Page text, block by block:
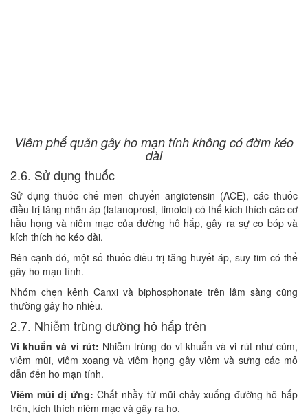
Viêm phế quản gây ho mạn tính không có đờm kéo
dài
2.6. Sử dụng thuốc
Sử dụng thuốc chế men chuyển angiotensin (ACE), các thuốc
điều trị tăng nhãn áp (latanoprost, timolol) có thể kích thích các cơ
hầu họng và niêm mạc của đường hô hấp, gây ra sự co bóp và
kích thích ho kéo dài.
Bên cạnh đó, một số thuốc điều trị tăng huyết áp, suy tim có thể
gây ho mạn tính.
Nhóm chẹn kênh Canxi và biphosphonate trên lâm sàng cũng
thường gây ho nhiều.
2.7. Nhiễm trùng đường hô hấp trên
Vi khuẩn và vi rút: Nhiễm trùng do vi khuẩn và vi rút như cúm,
viêm mũi, viêm xoang và viêm họng gây viêm và sưng các mô
dẫn đến ho mạn tính.
Viêm mũi dị ứng: Chất nhầy từ mũi chảy xuống đường hô hấp
trên, kích thích niêm mạc và gây ra ho.